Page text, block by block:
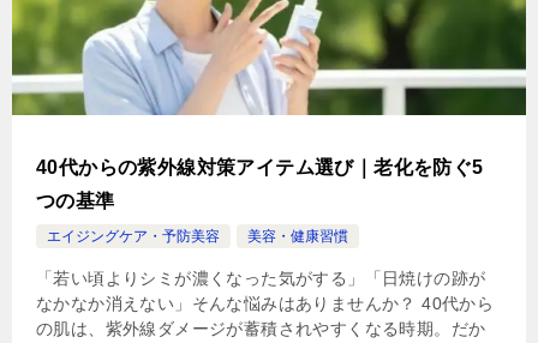
40代からの紫外線対策アイテム選び｜老化を防ぐ5
つの基準
エイジングケア・予防美容 美容・健康習慣
「若い頃よりシミが濃くなった気がする」「日焼けの跡が
なかなか消えない」そんな悩みはありませんか？ 40代から
の肌は、紫外線ダメージが蓄積されやすくなる時期。だか